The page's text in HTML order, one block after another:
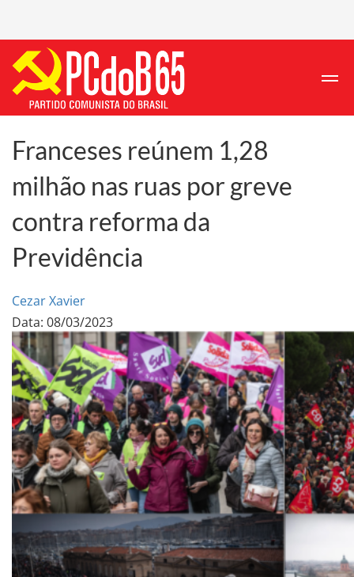
Franceses reúnem 1,28
milhão nas ruas por greve
contra reforma da
Previdência
Cezar Xavier
Data: 08/03/2023